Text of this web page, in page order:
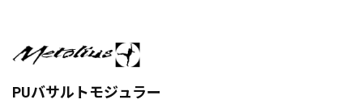
PUバサルトモジュラー